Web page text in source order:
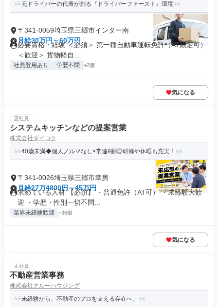
元ドライバーの代表が創る『ドライバーファースト』環境
〒341-0059埼玉県三郷市インター南
月給30万円～60万円
必要資格・経験 ＜必須＞ 第一種自動車運転免許（AT限定可）
＜歓迎＞ 貨物軽自...
社員登用あり 学歴不問 +2個
気になる
正社員
システムキッチンなどの提案営業
株式会社ダイコク
40歳未満◆個人ノルマなし×常連9割◎研修や休暇も充実！
〒341-0026埼玉県三郷市幸房
月給27万4800円～45万円
求めている人材 【必須】 ・普通免許（AT可） ・未経験大歓
迎 ・学歴・性別一切不問...
業界未経験歓迎 +36個
気になる
正社員
不動産営業事務
株式会社クルーハウジング
未経験から、不動産のプロを支える存在へ。